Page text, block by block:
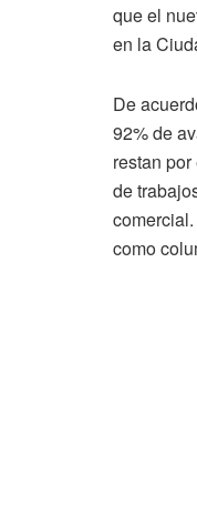
que el
en la
De
92% de
restan
de
como